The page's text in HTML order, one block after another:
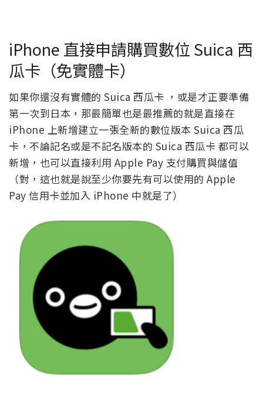
iPhone 直接申請購買數位 Suica 西
瓜卡（免實體卡）
如果你還沒有實體的 Suica 西瓜卡 ，或是才正要準備
第一次到日本，那最簡單也是最推薦的就是直接在
iPhone 上新增建立一張全新的數位版本 Suica 西瓜
卡，不論記名或是不記名版本的 Suica 西瓜卡 都可以
新增，也可以直接利用 Apple Pay 支付購買與儲值
（對，這也就是說至少你要先有可以使用的 Apple
Pay 信用卡並加入 iPhone 中就是了）